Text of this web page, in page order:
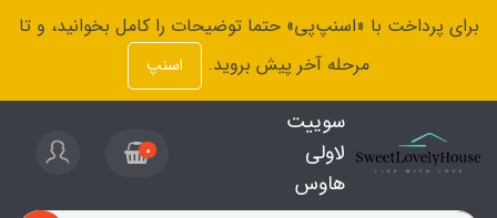
برای پرداخت با «اسنپ‌پی» حتما توضیحات را کامل بخوانید، و تا
مرحله آخر پیش بروید.
اسنپ
سوییت
لاولی
هاوس
0